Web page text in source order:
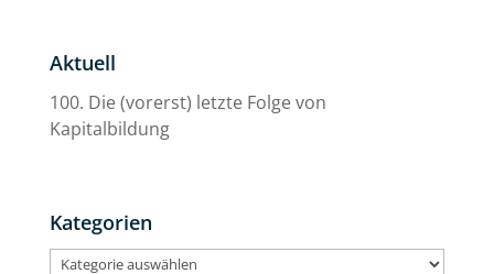
Aktuell
100. Die (vorerst) letzte Folge von
Kapitalbildung
Kategorien
Kategorien